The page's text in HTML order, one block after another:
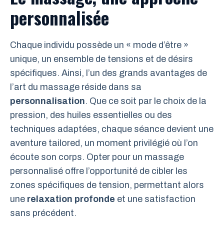
personnalisée
Chaque individu possède un « mode d’être »
unique, un ensemble de tensions et de désirs
spécifiques. Ainsi, l’un des grands avantages de
l’art du massage réside dans sa
personnalisation. Que ce soit par le choix de la
pression, des huiles essentielles ou des
techniques adaptées, chaque séance devient une
aventure tailored, un moment privilégié où l’on
écoute son corps. Opter pour un massage
personnalisé offre l’opportunité de cibler les
zones spécifiques de tension, permettant alors
une relaxation profonde et une satisfaction
sans précédent.